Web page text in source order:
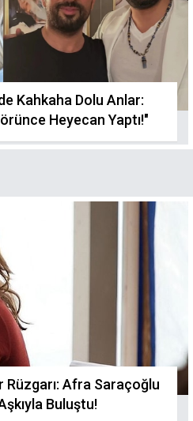
Kahkaha Dolu Anlar:
Heyecan Yaptı!"
Rüzgarı: Afra Saraçoğlu
Buluştu!